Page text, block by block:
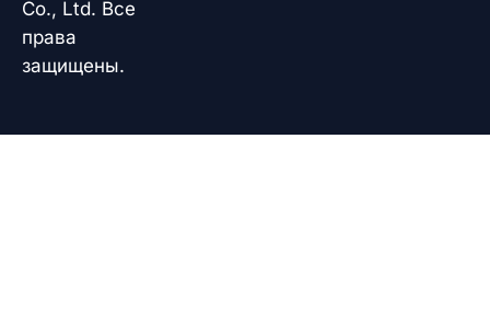
Co., Ltd. Все
права
защищены.